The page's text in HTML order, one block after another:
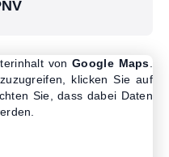
vonGoogle Maps
klicken Sie auf
Sie, dass dabei Daten